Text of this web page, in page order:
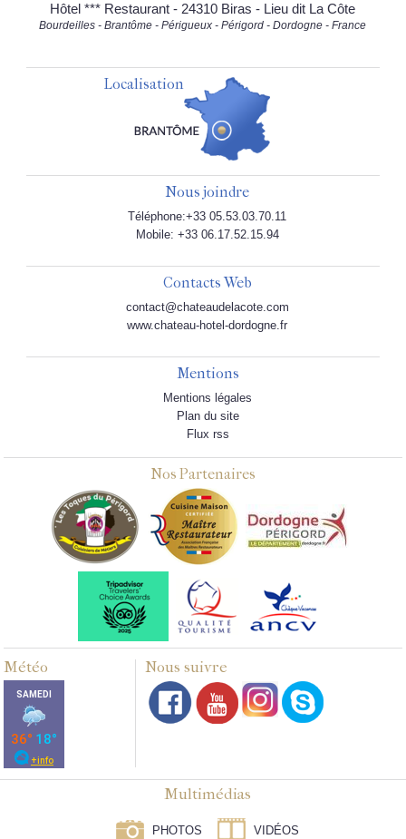
Hôtel *** Restaurant - 24310 Biras - Lieu dit La Côte
Bourdeilles - Brantôme - Périgueux - Périgord - Dordogne - France
Localisation
Nous joindre
Téléphone:+33 05.53.03.70.11
Mobile: +33 06.17.52.15.94
Contacts Web
contact@chateaudelacote.com
www.chateau-hotel-dordogne.fr
Mentions
Mentions légales
Plan du site
Flux rss
Nos Partenaires
Météo Nous suivre
Multimédias
PHOTOS VIDÉOS